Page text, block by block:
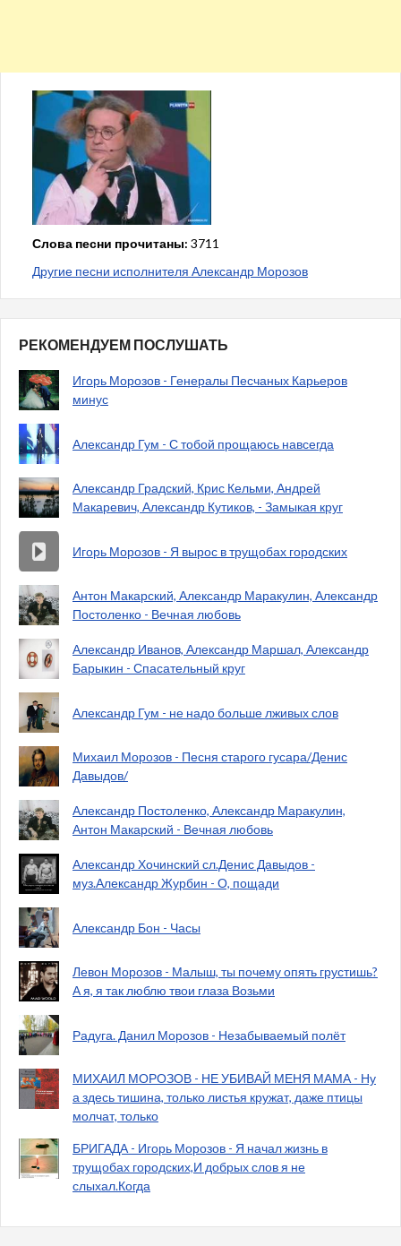
Слова песни прочитаны: 3711
Другие песни исполнителя Александр Морозов
РЕКОМЕНДУЕМ ПОСЛУШАТЬ
Игорь Морозов - Генералы Песчаных Карьеров
минус
Александр Гум - С тобой прощаюсь навсегда
Александр Градский, Крис Кельми, Андрей
Макаревич, Александр Кутиков, - Замыкая круг
Игорь Морозов - Я вырос в трущобах городских
Антон Макарский, Александр Маракулин, Александр
Постоленко - Вечная любовь
Александр Иванов, Александр Маршал, Александр
Барыкин - Спасательный круг
Александр Гум - не надо больше лживых слов
Михаил Морозов - Песня старого гусара/Денис
Давыдов/
Александр Постоленко, Александр Маракулин,
Антон Макарский - Вечная любовь
Александр Хочинский сл.Денис Давыдов -
муз.Александр Журбин - О, пощади
Александр Бон - Часы
Левон Морозов - Малыш, ты почему опять грустишь?
А я, я так люблю твои глаза Возьми
Радуга. Данил Морозов - Незабываемый полёт
МИХАИЛ МОРОЗОВ - НЕ УБИВАЙ МЕНЯ МАМА - Ну
а здесь тишина, только листья кружат, даже птицы
молчат, только
БРИГАДА - Игорь Морозов - Я начал жизнь в
трущобах городских,И добрых слов я не
слыхал.Когда